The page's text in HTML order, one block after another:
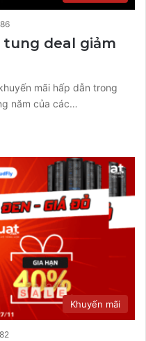
deal giảm
mãi hấp dẫn trong
năm của các…
Khuyến mãi